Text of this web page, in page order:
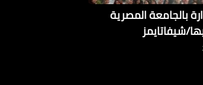
بالجامعة المصرية
شيفاتايمز